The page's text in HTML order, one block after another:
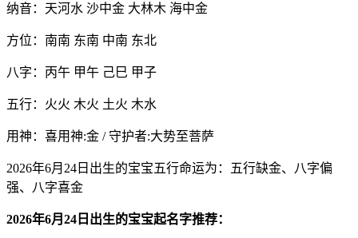
纳音：天河水 沙中金 大林木 海中金
方位：南南 东南 中南 东北
八字：丙午 甲午 己巳 甲子
五行：火火 木火 土火 木水
用神：喜用神:金 / 守护者:大势至菩萨
2026年6月24日出生的宝宝五行命运为：五行缺金、八字偏
强、八字喜金
2026年6月24日出生的宝宝起名字推荐：